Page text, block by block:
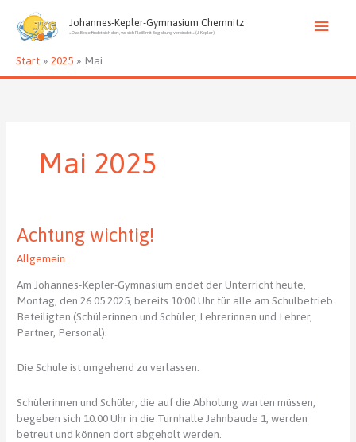
Inhalt
springen
Johannes-Kepler-Gymnasium Chemnitz
»Das Beste findet sich dort, wo sich Fleiß mit Begabung verbindet.« (J. Kepler)
Start 2025 Mai
Mai 2025
Achtung wichtig!
Allgemein
Am Johannes-Kepler-Gymnasium endet der Unterricht heute,
Montag, den 26.05.2025, bereits 10:00 Uhr für alle am Schulbetrieb
Beteiligten (Schülerinnen und Schüler, Lehrerinnen und Lehrer,
Partner, Personal).
Die Schule ist umgehend zu verlassen.
Schülerinnen und Schüler, die auf die Abholung warten müssen,
begeben sich 10:00 Uhr in die Turnhalle Jahnbaude 1, werden
betreut und können dort abgeholt werden.